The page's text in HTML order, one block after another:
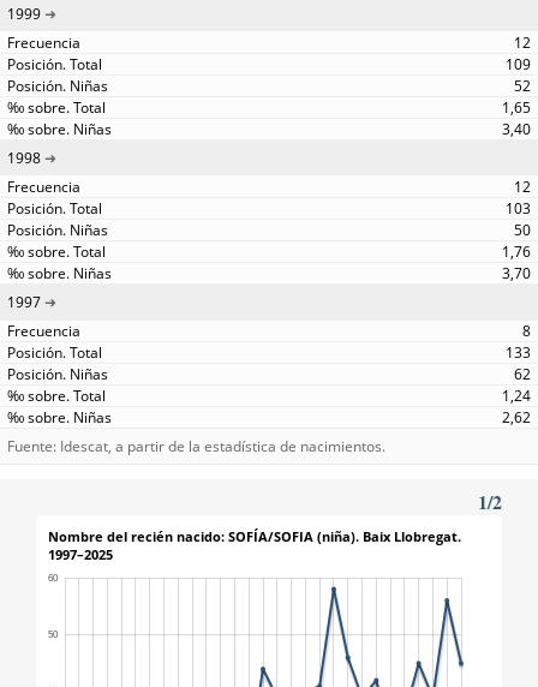
1999
12
109
52
1,65
3,40
1998
12
103
50
1,76
3,70
1997
8
133
62
1,24
2,62
Fuente: Idescat, a partir de la estadística de nacimientos.